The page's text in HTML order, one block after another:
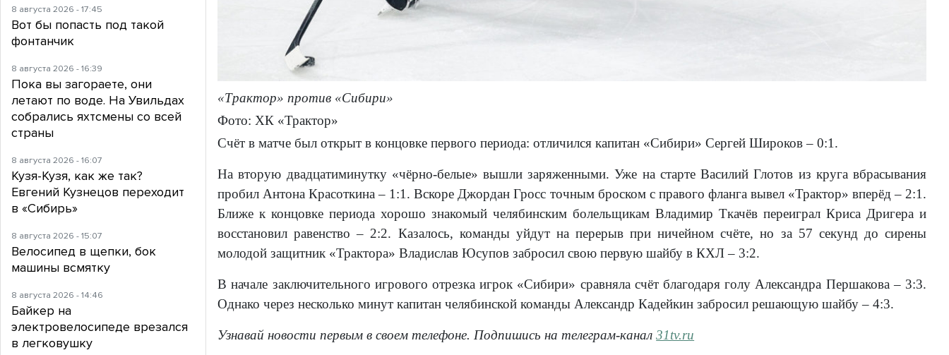
«Трактор» против «Сибири»
Фото: ХК «Трактор»
Счёт в матче был открыт в концовке первого периода: отличился капитан «Сибири» Сергей Широков – 0:1.
На вторую двадцатиминутку «чёрно-белые» вышли заряженными. Уже на старте Василий Глотов из круга вбрасывания
пробил Антона Красоткина – 1:1. Вскоре Джордан Гросс точным броском с правого фланга вывел «Трактор» вперёд – 2:1.
Ближе к концовке периода хорошо знакомый челябинским болельщикам Владимир Ткачёв переиграл Криса Дригера и
восстановил равенство – 2:2. Казалось, команды уйдут на перерыв при ничейном счёте, но за 57 секунд до сирены
молодой защитник «Трактора» Владислав Юсупов забросил свою первую шайбу в КХЛ – 3:2.
В начале заключительного игрового отрезка игрок «Сибири» сравняла счёт благодаря голу Александра Першакова – 3:3.
Однако через несколько минут капитан челябинской команды Александр Кадейкин забросил решающую шайбу – 4:3.
Узнавай новости первым в своем телефоне. Подпишись на телеграм-канал31tv.ru
8 августа 2026 - 17:45
Вот бы попасть под такой
фонтанчик
8 августа 2026 - 16:39
Пока вы загораете, они
летают по воде. На Увильдах
собрались яхтсмены со всей
страны
8 августа 2026 - 16:07
Кузя-Кузя, как же так?
Евгений Кузнецов переходит
в «Сибирь»
8 августа 2026 - 15:07
Велосипед в щепки, бок
машины всмятку
8 августа 2026 - 14:46
Байкер на
электровелосипеде врезался
в легковушку